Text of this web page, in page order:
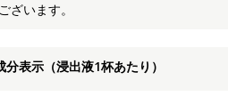
ざいます。
分表示（浸出液1杯あたり）